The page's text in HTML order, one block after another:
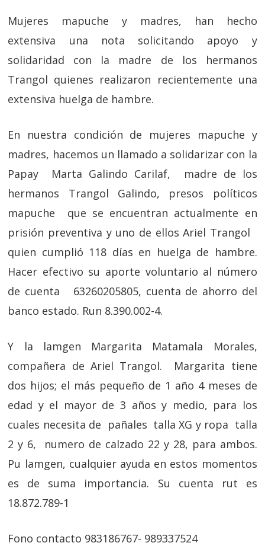
Mujeres mapuche y madres, han hecho
extensiva una nota solicitando apoyo y
solidaridad con la madre de los hermanos
Trangol quienes realizaron recientemente una
extensiva huelga de hambre.
En nuestra condición de mujeres mapuche y
madres, hacemos un llamado a solidarizar con la
Papay Marta Galindo Carilaf, madre de los
hermanos Trangol Galindo, presos políticos
mapuche que se encuentran actualmente en
prisión preventiva y uno de ellos Ariel Trangol
quien cumplió 118 días en huelga de hambre.
Hacer efectivo su aporte voluntario al número
de cuenta 63260205805, cuenta de ahorro del
banco estado. Run 8.390.002-4.
Y la lamgen Margarita Matamala Morales,
compañera de Ariel Trangol. Margarita tiene
dos hijos; el más pequeño de 1 año 4 meses de
edad y el mayor de 3 años y medio, para los
cuales necesita de pañales talla XG y ropa talla
2 y 6, numero de calzado 22 y 28, para ambos.
Pu lamgen, cualquier ayuda en estos momentos
es de suma importancia. Su cuenta rut es
18.872.789-1
Fono contacto 983186767- 989337524